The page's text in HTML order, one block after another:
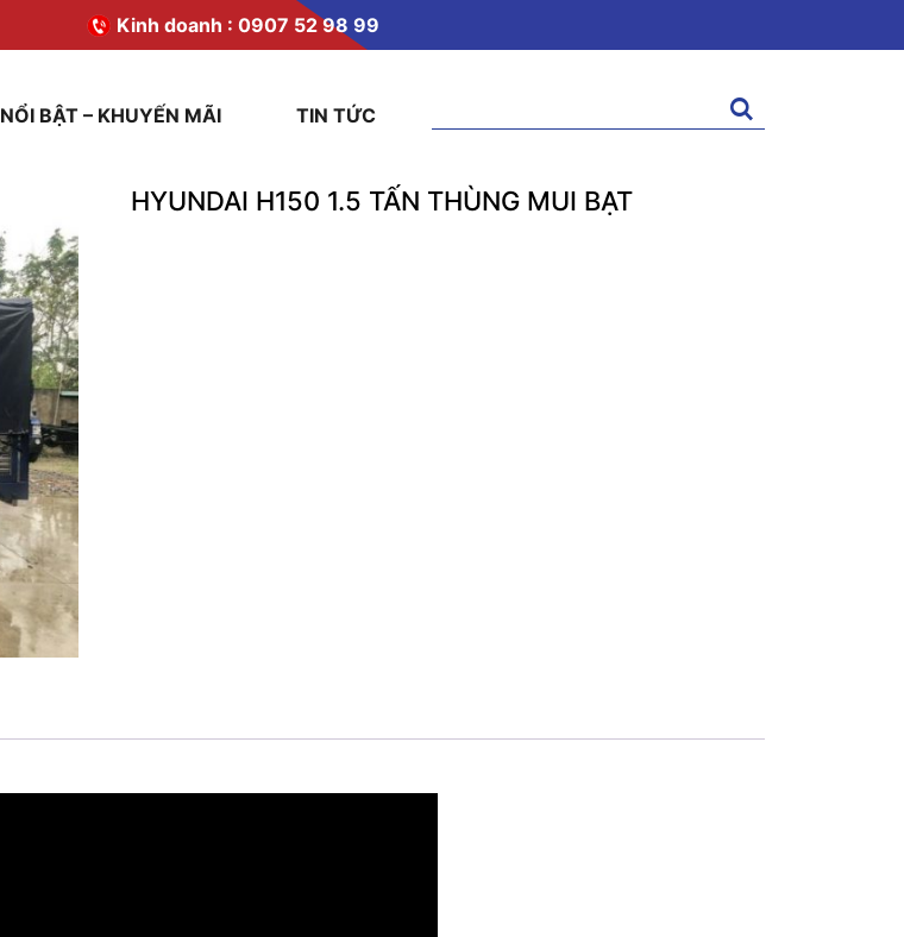
Kinh doanh : 0907 52 98 99
NỔI BẬT – KHUYẾN MÃI TIN TỨC
kiếm:
HYUNDAI H150 1.5 TẤN THÙNG MUI BẠT